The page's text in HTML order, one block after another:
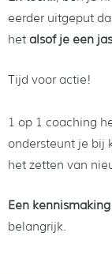
eerder uitgeput
het alsof je een
Tijd voor actie!
1 op 1 coaching
ondersteunt je bij
het zetten van
Een
belangrijk.